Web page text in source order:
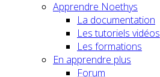
Apprendre Noethys
La documentation
Les tutoriels vidéos
Les formations
En apprendre plus
Forum